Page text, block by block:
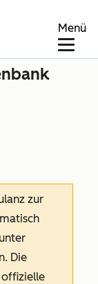
Menü
zur
Die
offizielle